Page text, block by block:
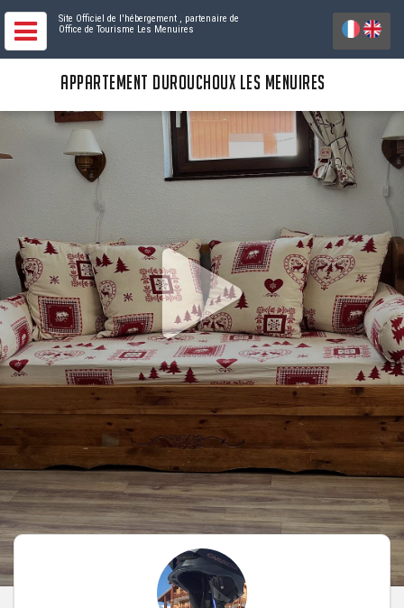
Site Officiel de l'hébergement , partenaire de
Office de Tourisme Les Menuires
APPARTEMENT DUROUCHOUX LES MENUIRES